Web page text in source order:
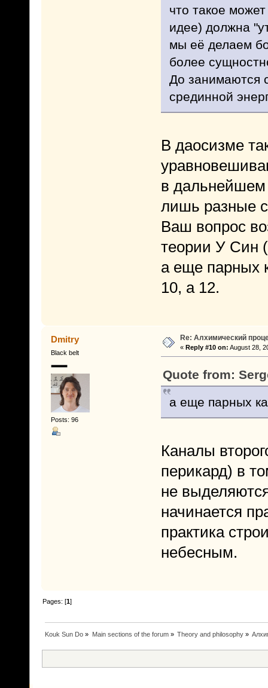
что такое
идее) должна
мы её делаем
более
До занимаются
срединной
В даосизме
в дальнейшем
лишь разные
Ваш вопрос
теории У Син
а еще парных
10, а 12.
Dmitry
Black belt
Posts: 96
Re: Алхимический
« Reply #10 on: August 28,
Quote from:
а еще парных
Каналы
перикард) в
не
начинается
практика
небесным.
Pages: [1]
Kouk Sun Do » Main sections of the forum» Theory and philosophy»